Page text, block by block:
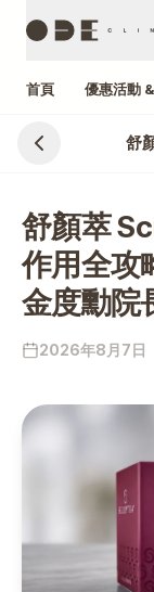
首頁 優惠活動
舒顏萃
作用全攻
金度勳院
2026年8月7日